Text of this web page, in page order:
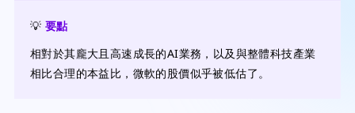
💡 要點
相對於其龐大且高速成長的AI業務，以及與整體科技產業
相比合理的本益比，微軟的股價似乎被低估了。